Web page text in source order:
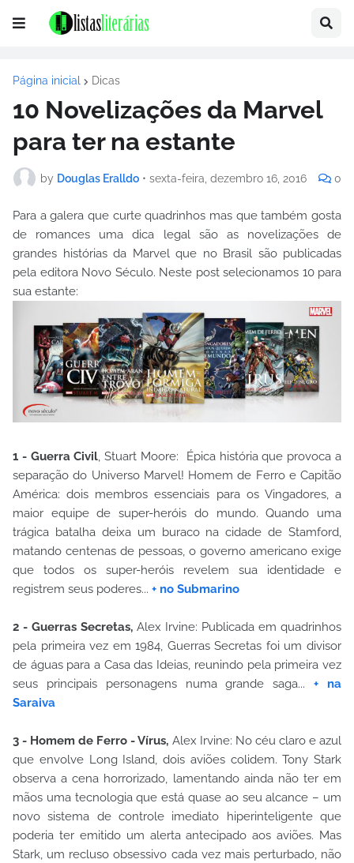
Página inicial Dicas
10 Novelizações da Marvel
para ter na estante
by Douglas Eralldo • sexta-feira, dezembro 16, 2016 0
Para a galera que curte quadrinhos mas que também gosta
de romances uma dica legal são as novelizações de
grandes histórias da Marvel que no Brasil são publicadas
pela editora Novo Século. Neste post selecionamos 10 para
sua estante:
1 - Guerra Civil, Stuart Moore: Épica história que provoca a
separação do Universo Marvel! Homem de Ferro e Capitão
América: dois membros essenciais para os Vingadores, a
maior equipe de super-heróis do mundo. Quando uma
trágica batalha deixa um buraco na cidade de Stamford,
matando centenas de pessoas, o governo americano exige
que todos os super-heróis revelem sua identidade e
registrem seus poderes... + no Submarino
2 - Guerras Secretas, Alex Irvine: Publicada em quadrinhos
pela primeira vez em 1984, Guerras Secretas foi um divisor
de águas para a Casa das Ideias, reunindo pela primeira vez
seus principais personagens numa grande saga...+ na
Saraiva
3 - Homem de Ferro - Vírus, Alex Irvine: No céu claro e azul
que envolve Long Island, dois aviões colidem. Tony Stark
observa a cena horrorizado, lamentando ainda não ter em
mãos uma tecnologia que está quase ao seu alcance – um
novo sistema de controle imediato hiperinteligente que
poderia ter emitido um alerta antecipado aos aviões. Mas
Stark, um recluso obsessivo cada vez mais perturbado, não